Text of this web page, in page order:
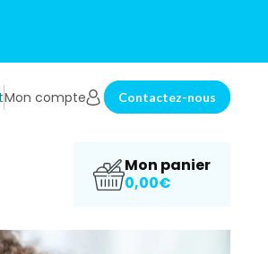
Mon compte Contactez-nous
Mon panier
0,00€